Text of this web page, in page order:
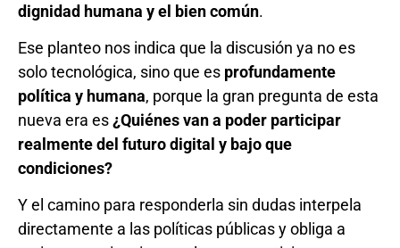
dignidad humana y el bien común.
Ese planteo nos indica que la discusión ya no es
solo tecnológica, sino que es profundamente
política y humana, porque la gran pregunta de esta
nueva era es¿Quiénes van a poder participar
realmente del futuro digital y bajo que
condiciones?
Y el camino para responderla sin dudas interpela
directamente a las políticas públicas y obliga a